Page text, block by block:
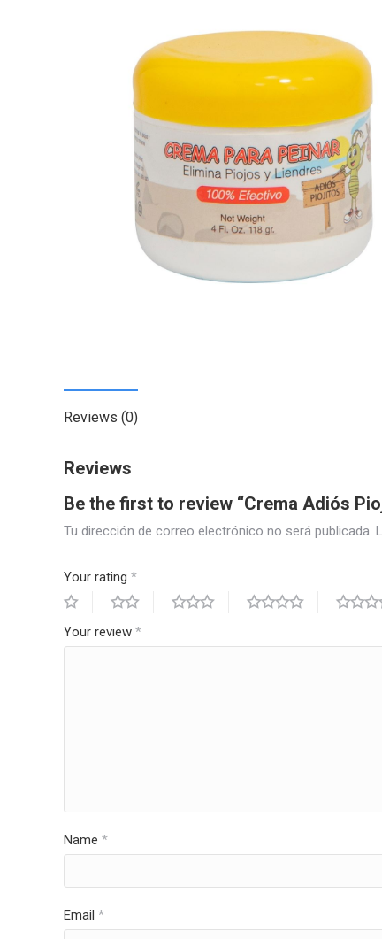
Reviews (0)
Reviews
Be the first to review “Crema Adiós
Tu dirección de correo electrónico no será publicada.
Your rating *
Your review *
Name *
Email *